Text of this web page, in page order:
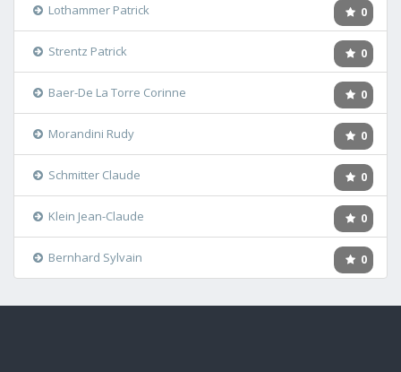
0
Lothammer Patrick
0
Strentz Patrick
0
Baer-De La Torre Corinne
0
Morandini Rudy
0
Schmitter Claude
0
Klein Jean-Claude
0
Bernhard Sylvain